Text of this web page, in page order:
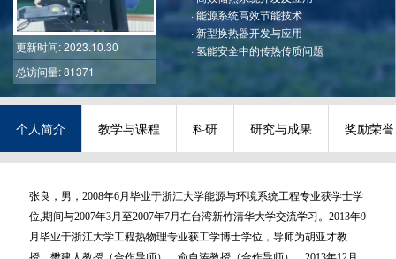
更新时间: 2023.10.30
总访问量: 81371
·能源系统高效节能技术
·新型换热器开发与应用
·氢能安全中的传热传质问题
个人简介 教学与课程 科研 研究与成果 奖励荣誉
张良，男， 2008年6月毕业于浙江大学能源与环境系统工程专业获学士学
位,期间与2007年3月至2007年7月在台湾新竹清华大学交流学习。2013年9
月毕业于浙江大学工程热物理专业获工学博士学位，导师为胡亚才教